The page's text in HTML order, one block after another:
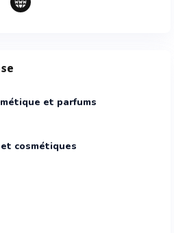
et parfums
cosmétiques